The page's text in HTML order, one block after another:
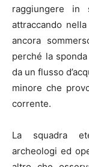
raggiungere in
attraccando
ancora
perché la
da un flusso
minore che
corrente.
La squadra
archeologi ed